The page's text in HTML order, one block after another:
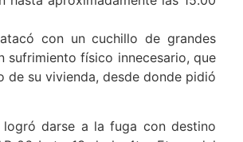
con un cuchillo de grandes
sufrimiento físico innecesario, que
su vivienda, desde donde pidió
logró darse a la fuga con destino